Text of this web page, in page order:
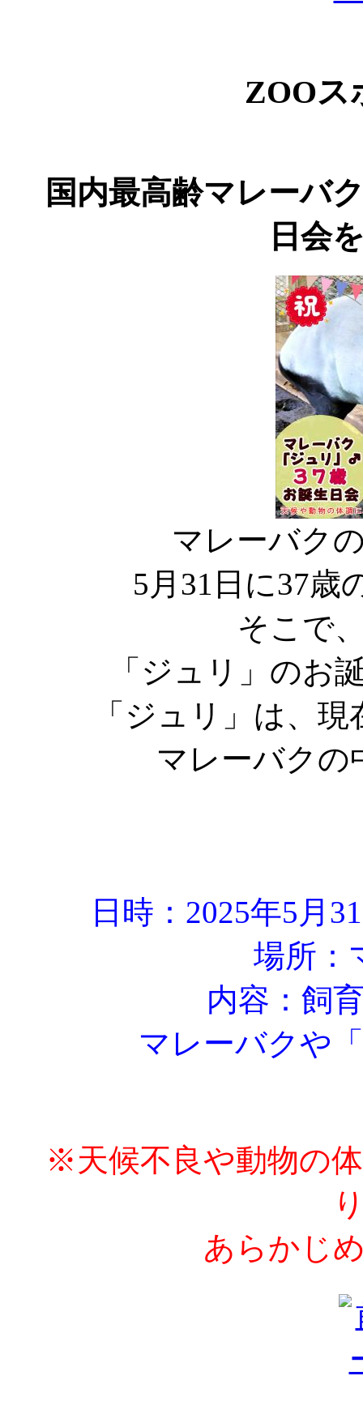
ZOOス
国内最高齢マレーバ
日会
マレーバク
5月31日に37歳
そこで
「ジュリ」のお
「ジュリ」は、
マレーバクの
日時：2025年5月
場所：
内容：飼
マレーバクや「
※天候不良や動物の
あらかじ